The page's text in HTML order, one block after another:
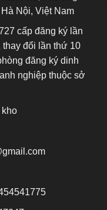
Nội, Việt Nam
cấp đăng ký lần
thay đổi lần thứ 10
đăng ký dinh
nghiệp thuộc sở
kho